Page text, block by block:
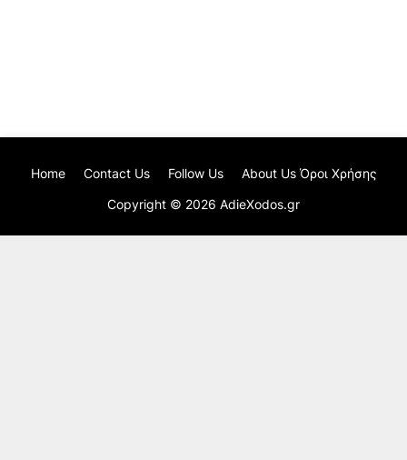
Copyright © 2026 AdieXodos.gr
Home Contact Us Follow Us About Us Όροι Χρήσης